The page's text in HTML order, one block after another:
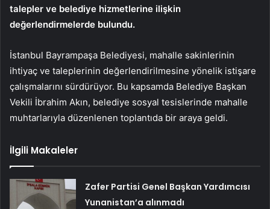
talepler ve belediye hizmetlerine ilişkin
değerlendirmelerde bulundu.
İstanbul Bayrampaşa Belediyesi, mahalle sakinlerinin
ihtiyaç ve taleplerinin değerlendirilmesine yönelik istişare
çalışmalarını sürdürüyor. Bu kapsamda Belediye Başkan
Vekili İbrahim Akın, belediye sosyal tesislerinde mahalle
muhtarlarıyla düzenlenen toplantıda bir araya geldi.
İlgili Makaleler
Zafer Partisi Genel Başkan Yardımcısı
Yunanistan’a alınmadı